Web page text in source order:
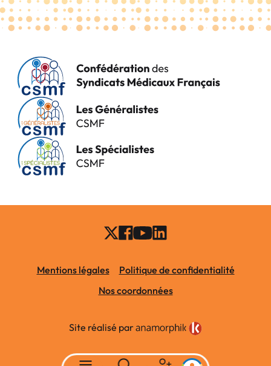
Mentions légales
Politique de confidentialité
Nos coordonnées
Site réalisé par